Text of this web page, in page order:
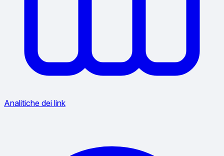
Analitiche dei link